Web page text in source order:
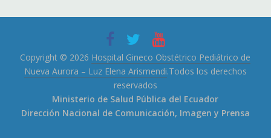
Copyright © 2026 Hospital Gineco Obstétrico Pediátrico de
Nueva Aurora – Luz Elena Arismendi.Todos los derechos
reservados
Ministerio de Salud Pública del Ecuador
Dirección Nacional de Comunicación, Imagen y Prensa